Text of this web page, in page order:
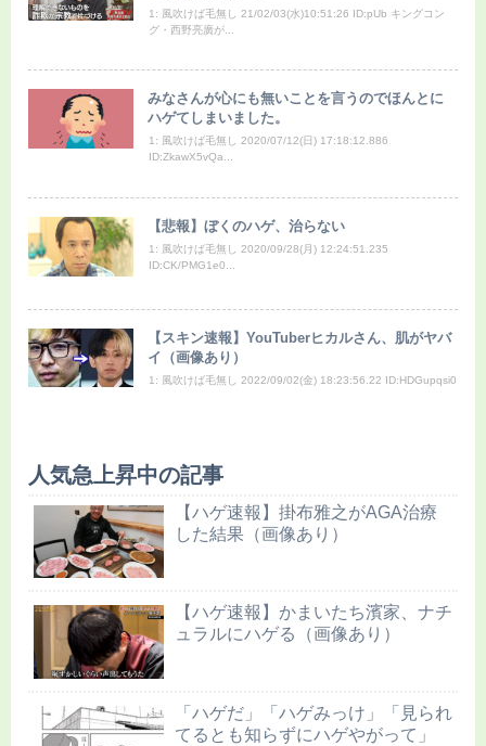
1: 風吹けば毛無し 21/02/03(水)10:51:26 ID:pUb キングコン
グ・西野亮廣が...
みなさんが心にも無いことを言うのでほんとに
ハゲてしまいました。
1: 風吹けば毛無し 2020/07/12(日) 17:18:12.886
ID:ZkawX5vQa...
【悲報】ぼくのハゲ、治らない
1: 風吹けば毛無し 2020/09/28(月) 12:24:51.235
ID:CK/PMG1e0...
【スキン速報】YouTuberヒカルさん、肌がヤバ
イ（画像あり）
1: 風吹けば毛無し 2022/09/02(金) 18:23:56.22 ID:HDGupqsi0
人気急上昇中の記事
【ハゲ速報】掛布雅之がAGA治療
した結果（画像あり）
【ハゲ速報】かまいたち濱家、ナチ
ュラルにハゲる（画像あり）
「ハゲだ」「ハゲみっけ」「見られ
てるとも知らずにハゲやがって」